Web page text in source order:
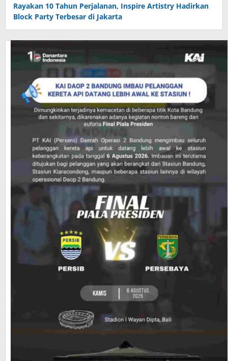
Rayakan 10 Tahun Perjalanan, Inspire Artistry Hadirkan
Block Party Terbesar di Jakarta